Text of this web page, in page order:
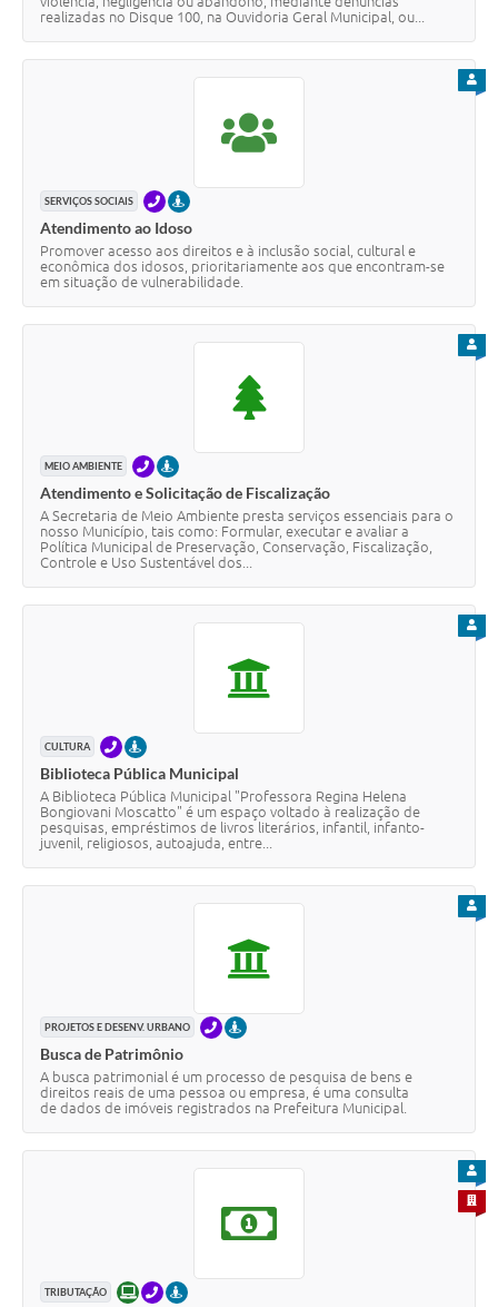
realizadas no Disque 100, na Ouvidoria Geral Municipal, ou...
SERVIÇOS SOCIAIS TELEFONEPRESENCIAL
Atendimento ao Idoso
Promover acesso aos direitos e à inclusão social, cultural e
econômica dos idosos, prioritariamente aos que encontram-se
em situação de vulnerabilidade.
MEIO AMBIENTE TELEFONEPRESENCIAL
Atendimento e Solicitação de Fiscalização
A Secretaria de Meio Ambiente presta serviços essenciais para o
nosso Município, tais como: Formular, executar e avaliar a
Política Municipal de Preservação, Conservação, Fiscalização,
Controle e Uso Sustentável dos...
CULTURA TELEFONEPRESENCIAL
Biblioteca Pública Municipal
A Biblioteca Pública Municipal "Professora Regina Helena
Bongiovani Moscatto" é um espaço voltado à realização de
pesquisas, empréstimos de livros literários, infantil, infanto-
juvenil, religiosos, autoajuda, entre...
PROJETOS E DESENV. URBANO TELEFONEPRESENCIAL
Busca de Patrimônio
A busca patrimonial é um processo de pesquisa de bens e
direitos reais de uma pessoa ou empresa, é uma consulta
de dados de imóveis registrados na Prefeitura Municipal.
TRIBUTAÇÃO ONLINETELEFONEPRESENCIAL
PARA